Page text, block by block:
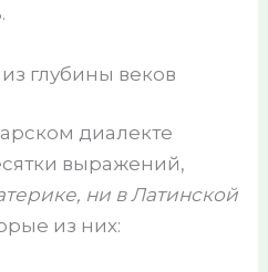
глубины веков
диалекте
выражений,
ни в Латинской
из них: